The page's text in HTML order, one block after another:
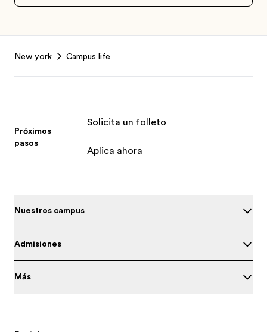
New york Campus life
Próximos
pasos
Solicita un folleto
Aplica ahora
Nuestros campus
Admisiones
Más